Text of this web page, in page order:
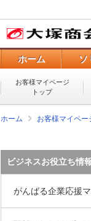
ホーム ソ
お客様マイページ
トップ
ホーム お客様マイペー
ビジネスお役立ち情
がんばる企業応援